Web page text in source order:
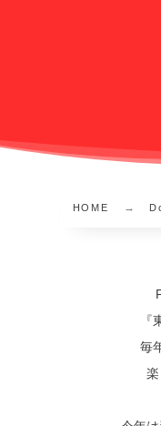
HOME
『
毎